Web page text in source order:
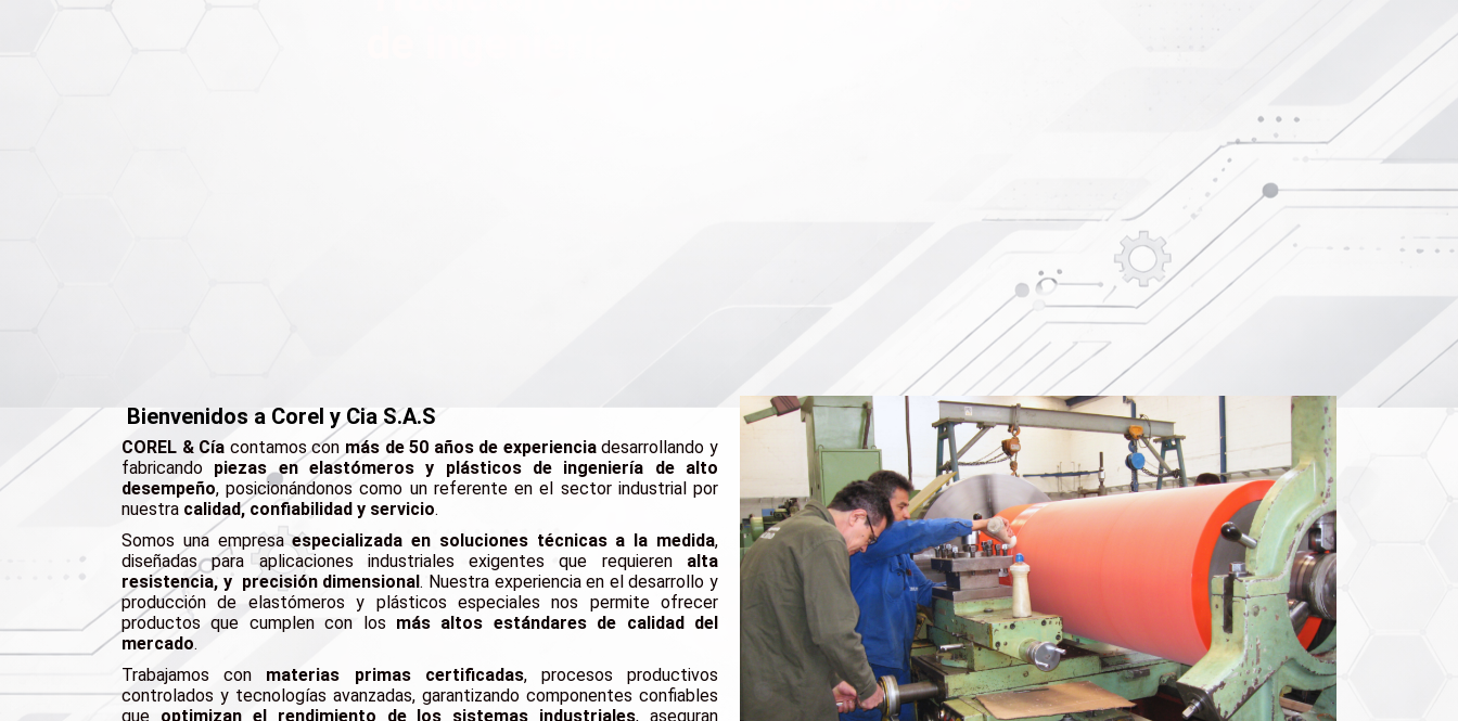
Bienvenidos a Corel y Cia S.A.S
COREL & Cía contamos con más de 50 años de experienciadesarrollando y
fabricando piezas en elastómeros y plásticos de ingeniería de alto
desempeño, posicionándonos como un referente en el sector industrial por
nuestra calidad, confiabilidad y servicio.
Somos una empresaespecializada en soluciones técnicas a la medida,
diseñadas para aplicaciones industriales exigentes que requieren alta
resistencia, y precisión dimensional. Nuestra experiencia en el desarrollo y
producción de elastómeros y plásticos especiales nos permite ofrecer
productos que cumplen con los más altos estándares de calidad del
mercado.
Trabajamos con materias primas certificadas, procesos productivos
controlados y tecnologías avanzadas, garantizando componentes confiables
que optimizan el rendimiento de los sistemas industriales, aseguran